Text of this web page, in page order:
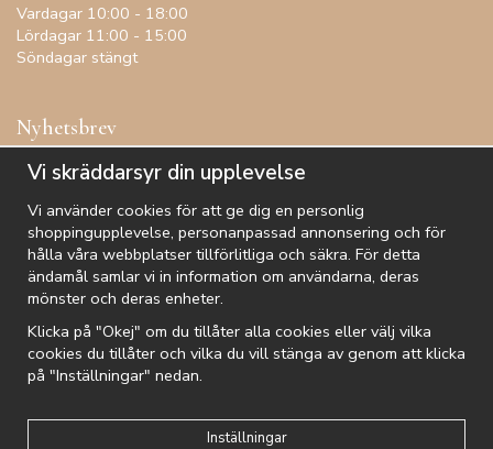
Vardagar 10:00 - 18:00
Lördagar 11:00 - 15:00
Söndagar stängt
Nyhetsbrev
Få inspiration, förtur till kampanjer, specialerbjudanden och
De uppgifter du matar in kommer endast användas till våra nyhetsbrev.
Logga in
Om cookies Integritetspolicy
Vi skräddarsyr din upplevelse
Vi använder cookies för att ge dig en personlig
shoppingupplevelse, personanpassad annonsering och för
hålla våra webbplatser tillförlitliga och säkra. För detta
ändamål samlar vi in information om användarna, deras
mönster och deras enheter.
Klicka på "Okej" om du tillåter alla cookies eller välj vilka
cookies du tillåter och vilka du vill stänga av genom att klicka
på "Inställningar" nedan.
Inställningar